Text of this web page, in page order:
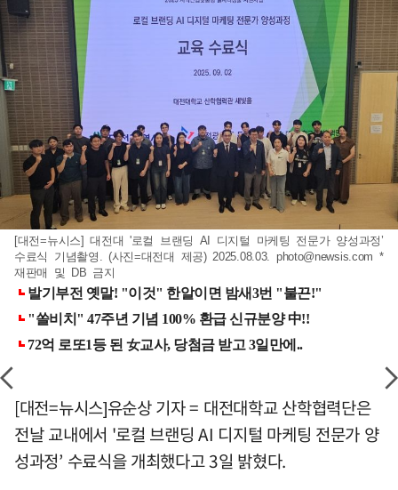
[대전=뉴시스] 대전대 '로컬 브랜딩 AI 디지털 마케팅 전문가 양성과정’
수료식 기념촬영. (사진=대전대 제공) 2025.08.03. photo@newsis.com *
재판매 및 DB 금지
[대전=뉴시스]유순상 기자 = 대전대학교 산학협력단은
전날 교내에서 '로컬 브랜딩 AI 디지털 마케팅 전문가 양
성과정’ 수료식을 개최했다고 3일 밝혔다.